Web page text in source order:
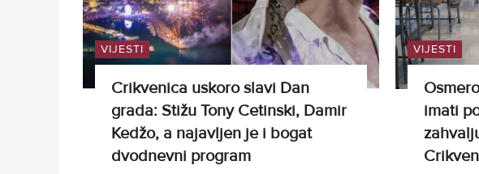
VIJESTI
Crikvenica uskoro slavi Dan
grada: Stižu Tony Cetinski, Damir
Kedžo, a najavljen je i bogat
dvodnevni program
VIJESTI
imati